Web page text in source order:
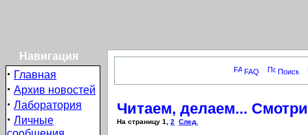
Навигация
· Главная
· Архив новостей
· Лаборатория
· Личные
FAQ Поиск
Читаем, делаем...
На страницу 1 2 След.